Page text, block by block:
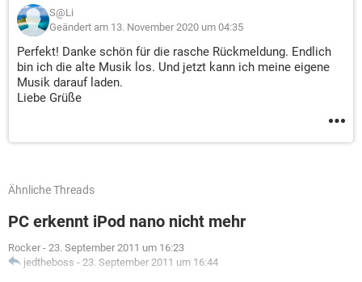
S@Li
Geändert am 13. November 2020 um 04:35
Perfekt! Danke schön für die rasche Rückmeldung. Endlich
bin ich die alte Musik los. Und jetzt kann ich meine eigene
Musik darauf laden.
Liebe Grüße
Ähnliche Threads
PC erkennt iPod nano nicht mehr
Rocker - 23. September 2011 um 16:23
jedtheboss - 23. September 2011 um 16:44